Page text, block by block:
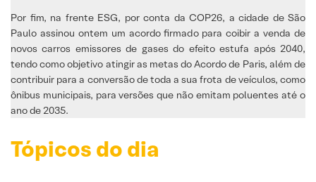
Por fim, na frente ESG, por conta da COP26, a cidade de São
Paulo assinou ontem um acordo firmado para coibir a venda de
novos carros emissores de gases do efeito estufa após 2040,
tendo como objetivo atingir as metas do Acordo de Paris, além de
contribuir para a conversão de toda a sua frota de veículos, como
ônibus municipais, para versões que não emitam poluentes até o
ano de 2035.
Tópicos do dia